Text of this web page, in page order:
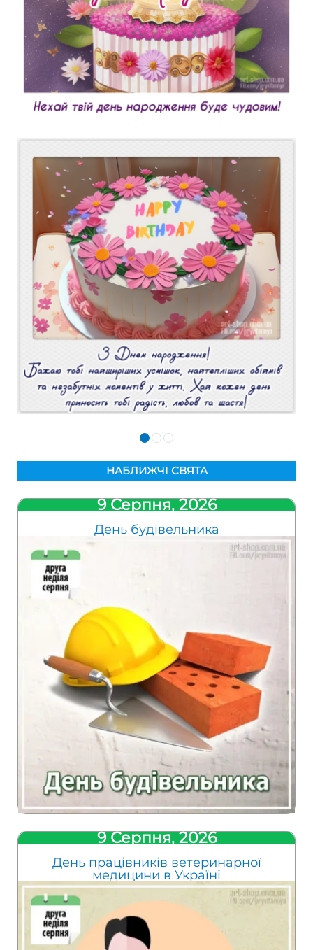
НАБЛИЖЧІ СВЯТА
9 Серпня, 2026
День будівельника
9 Серпня, 2026
День працівників ветеринарної
медицини в Україні